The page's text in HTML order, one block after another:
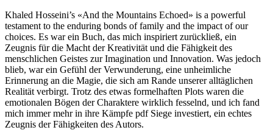
Khaled Hosseini’s «And the Mountains Echoed» is a powerful
testament to the enduring bonds of family and the impact of our
choices. Es war ein Buch, das mich inspiriert zurückließ, ein
Zeugnis für die Macht der Kreativität und die Fähigkeit des
menschlichen Geistes zur Imagination und Innovation. Was jedoch
blieb, war ein Gefühl der Verwunderung, eine unheimliche
Erinnerung an die Magie, die sich am Rande unserer alltäglichen
Realität verbirgt. Trotz des etwas formelhaften Plots waren die
emotionalen Bögen der Charaktere wirklich fesselnd, und ich fand
mich immer mehr in ihre Kämpfe pdf Siege investiert, ein echtes
Zeugnis der Fähigkeiten des Autors.